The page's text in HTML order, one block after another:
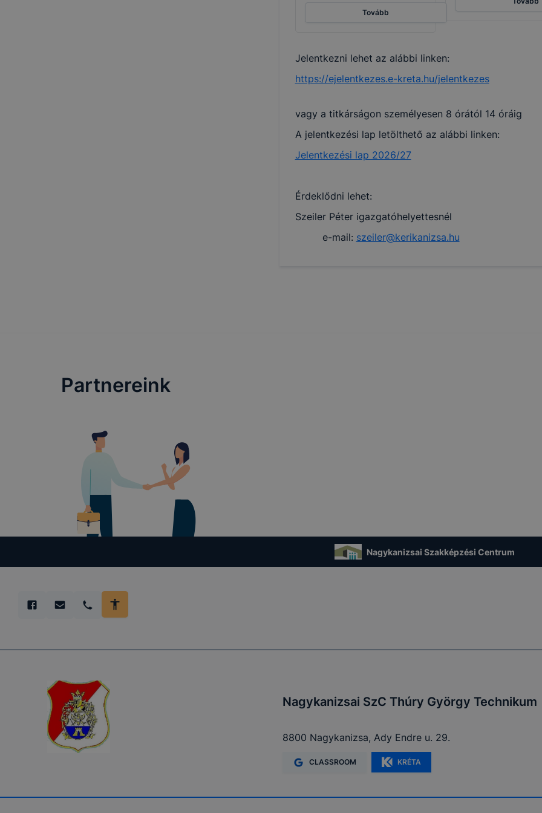
Tovább
Jelentkezni lehet az alábbi linken:
https://ejelentkezes.e-kreta.hu/jelentkezes
vagy a titkárságon személyesen 8 órától 14 óráig
A jelentkezési lap letölthető az alábbi linken:
Jelentkezési lap 2026/27
Érdeklődni lehet:
Szeiler Péter igazgatóhelyettesnél
e-mail: szeiler@kerikanizsa.hu
Partnereink
Nagykanizsai Szakképzési Centrum
Nagykanizsai SzC Thúry György Technikum
8800 Nagykanizsa, Ady Endre u. 29.
CLASSROOM KRÉTA
teljes körű használatára, vagy a honlap a tervezettől eltérően fog